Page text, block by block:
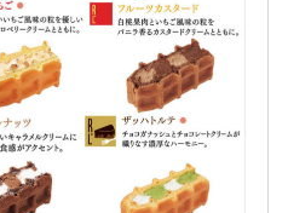
2015年11月
2015年10月
2015年9月
2015年8月